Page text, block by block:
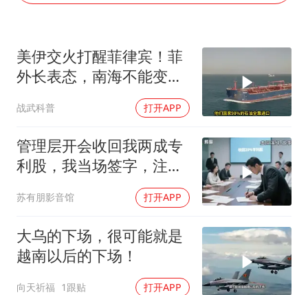
东方甄选被判赔偿江小白30万元
奋进开新局 实干挑大梁
美伊交火打醒菲律宾！菲
外长表态，南海不能变成
战武科普 打开APP
管理层开会收回我两成专
利股，我当场签字，注销
核心技术授权，全员慌了
苏有朋影音馆 打开APP
大乌的下场，很可能就是
越南以后的下场！
向天祈福 1跟贴 打开APP